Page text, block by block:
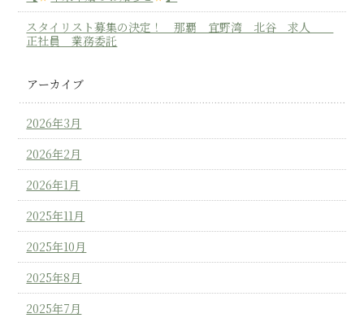
スタイリスト募集の決定！ 那覇 宜野湾 北谷 求人
正社員 業務委託
アーカイブ
2026年3月
2026年2月
2026年1月
2025年11月
2025年10月
2025年8月
2025年7月